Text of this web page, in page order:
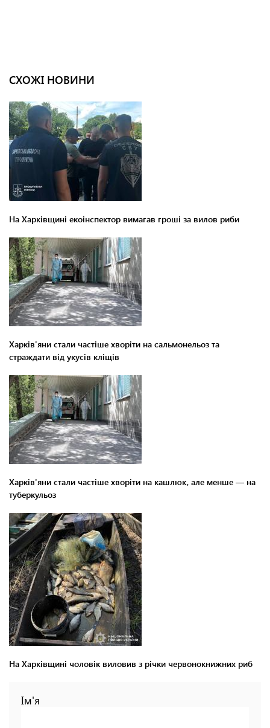
СХОЖІ НОВИНИ
На Харківщині екоінспектор вимагав гроші за вилов риби
Харків'яни стали частіше хворіти на сальмонельоз та
страждати від укусів кліщів
Харків'яни стали частіше хворіти на кашлюк, але менше — на
туберкульоз
На Харківщині чоловік виловив з річки червонокнижних риб
Ім'я